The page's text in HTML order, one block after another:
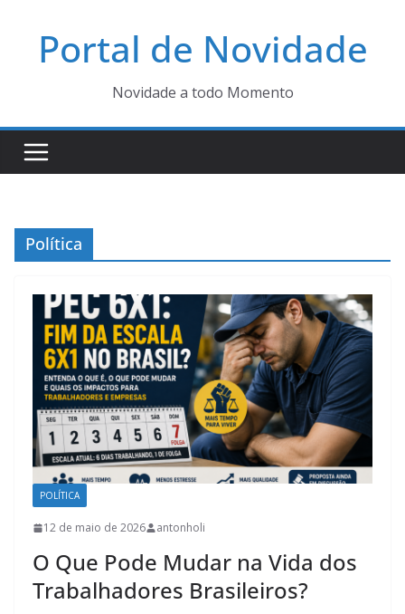
Portal de Novidade
Novidade a todo Momento
Política
POLÍTICA
12 de maio de 2026 antonholi
O Que Pode Mudar na Vida dos
Trabalhadores Brasileiros?